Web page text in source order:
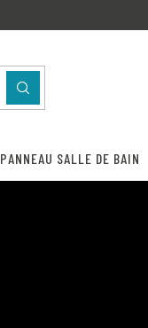
PANNEAU SALLE DE BAIN